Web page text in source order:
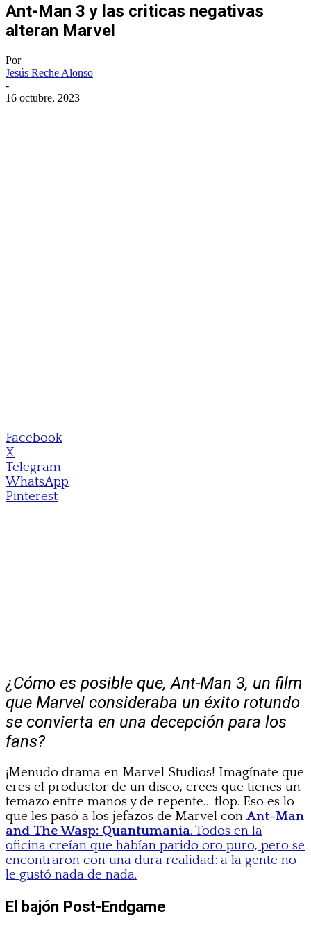
Ant-Man 3 y las criticas negativas
alteran Marvel
Por
Jesús Reche Alonso
-
16 octubre, 2023
Facebook
X
Telegram
WhatsApp
Pinterest
¿Cómo es posible que, Ant-Man 3, un film
que Marvel consideraba un éxito rotundo
se convierta en una decepción para los
fans?
¡Menudo drama en Marvel Studios! Imagínate que
eres el productor de un disco, crees que tienes un
temazo entre manos y de repente… flop. Eso es lo
que les pasó a los jefazos de Marvel con Ant-Man
and The Wasp: Quantumania. Todos en la
oficina creían que habían parido oro puro, pero se
encontraron con una dura realidad: a la gente no
le gustó nada de nada.
El bajón Post-Endgame